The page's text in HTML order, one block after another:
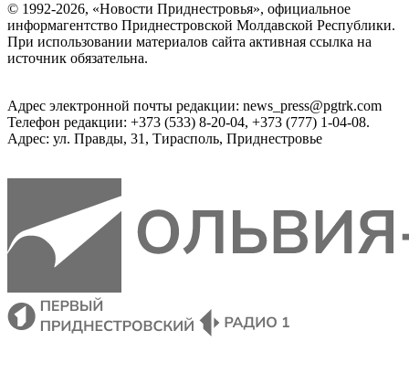
© 1992-2026, «Новости Приднестровья», официальное
информагентство Приднестровской Молдавской Республики.
При использовании материалов сайта активная ссылка на
источник обязательна.
Адрес электронной почты редакции: news_press@pgtrk.com
Телефон редакции: +373 (533) 8-20-04, +373 (777) 1-04-08.
Адрес: ул. Правды, 31, Тирасполь, Приднестровье